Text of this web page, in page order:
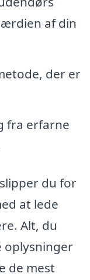
af din
der er
fra erfarne
du for
at lede
Alt, du
oplysninger
de mest